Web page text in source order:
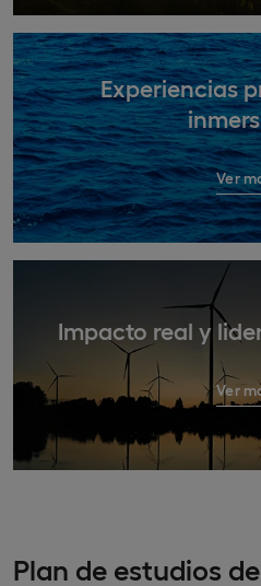
Experiencias
Ver
Impacto real y
Ver
Plan de estudios de